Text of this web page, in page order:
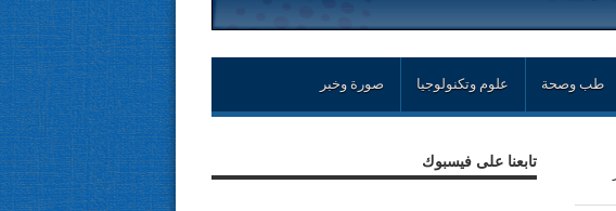
طب وصحة علوم وتكنولوجيا صورة وخبر
تابعنا على فيسبوك